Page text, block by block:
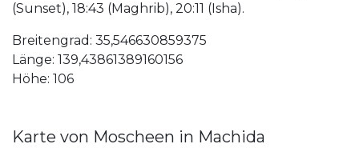
(Sunset), 18:43 (Maghrib), 20:11 (Isha).
Breitengrad: 35,546630859375
Länge: 139,43861389160156
Höhe: 106
Karte von Moscheen in Machida